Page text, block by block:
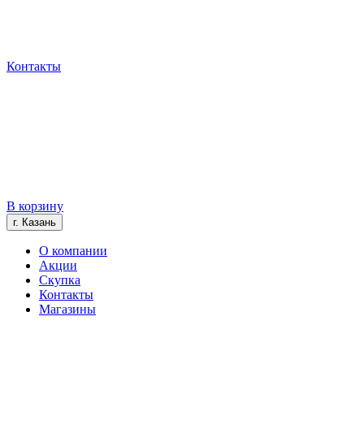
Контакты
В корзину
г. Казань
О компании
Акции
Скупка
Контакты
Магазины